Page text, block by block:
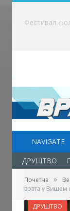
NAVIGATE
ДРУШТВО
Почетна »
врата у Вишем
ДРУШТВО